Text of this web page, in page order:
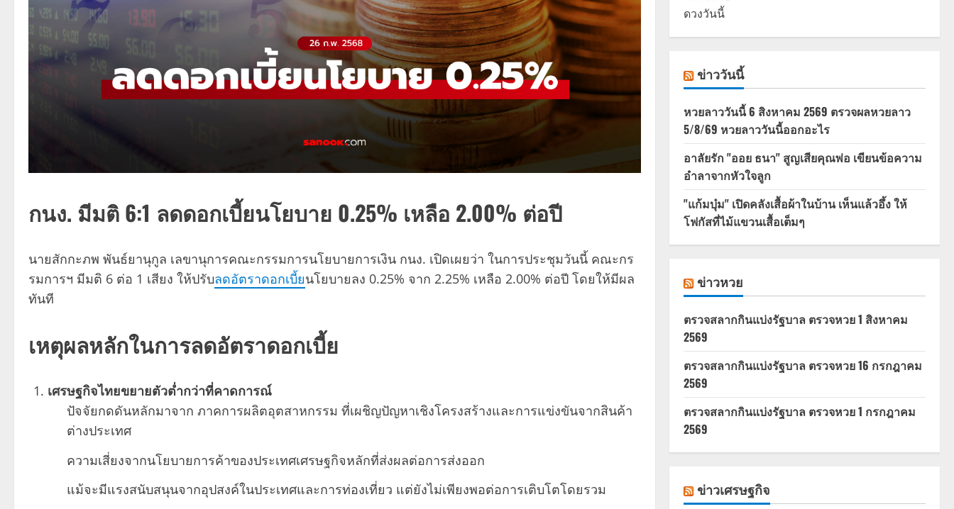
กนง. มีมติ 6:1 ลดดอกเบี้ยนโยบาย 0.25% เหลือ 2.00% ต่อปี
นายสักกะภพ พันธ์ยานุกูล เลขานุการคณะกรรมการนโยบายการเงิน กนง. เปิดเผยว่า ในการประชุมวันนี้ คณะกร
รมการฯ มีมติ 6 ต่อ 1 เสียง ให้ปรับลดอัตราดอกเบี้ยนโยบายลง 0.25% จาก 2.25% เหลือ 2.00% ต่อปี โดยให้มีผล
ทันที
เหตุผลหลักในการลดอัตราดอกเบี้ย
เศรษฐกิจไทยขยายตัวต่ำกว่าที่คาดการณ์
ปัจจัยกดดันหลักมาจาก ภาคการผลิตอุตสาหกรรม ที่เผชิญปัญหาเชิงโครงสร้างและการแข่งขันจากสินค้า
ต่างประเทศ
ความเสี่ยงจากนโยบายการค้าของประเทศเศรษฐกิจหลักที่ส่งผลต่อการส่งออก
แม้จะมีแรงสนับสนุนจากอุปสงค์ในประเทศและการท่องเที่ยว แต่ยังไม่เพียงพอต่อการเติบโตโดยรวม
ดวงวันนี้
ข่าววันนี้
หวยลาววันนี้ 6 สิงหาคม 2569 ตรวจผลหวยลาว
5/8/69 หวยลาววันนี้ออกอะไร
อาลัยรัก "ออย ธนา" สูญเสียคุณพ่อ เขียนข้อความ
อำลาจากหัวใจลูก
"แก้มบุ๋ม" เปิดคลังเสื้อผ้าในบ้าน เห็นแล้วอึ้ง ให้
โฟกัสที่ไม้แขวนเสื้อเต็มๆ
ข่าวหวย
ตรวจสลากกินแบ่งรัฐบาล ตรวจหวย 1 สิงหาคม
2569
ตรวจสลากกินแบ่งรัฐบาล ตรวจหวย 16 กรกฎาคม
2569
ตรวจสลากกินแบ่งรัฐบาล ตรวจหวย 1 กรกฎาคม
2569
ข่าวเศรษฐกิจ